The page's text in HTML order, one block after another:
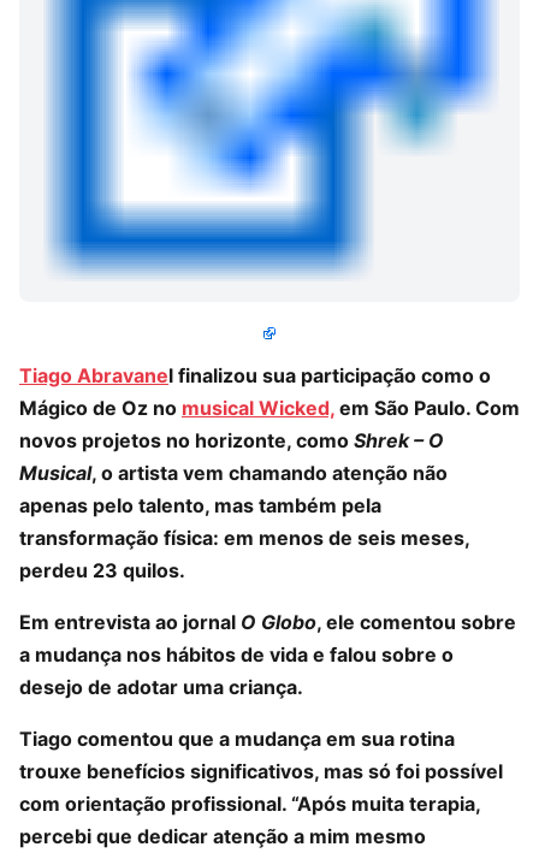
Tiago Abravanel finalizou sua participação como o
Mágico de Oz no musical Wicked, em São Paulo. Com
novos projetos no horizonte, como Shrek – O
Musical, o artista vem chamando atenção não
apenas pelo talento, mas também pela
transformação física: em menos de seis meses,
perdeu 23 quilos.
Em entrevista ao jornal O Globo, ele comentou sobre
a mudança nos hábitos de vida e falou sobre o
desejo de adotar uma criança.
Tiago comentou que a mudança em sua rotina
trouxe benefícios significativos, mas só foi possível
com orientação profissional. “Após muita terapia,
percebi que dedicar atenção a mim mesmo